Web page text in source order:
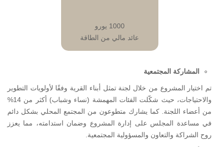
1000 يورو
عائد مالي من الطاقة
المشاركة المجتمعية
تم اختيار المشروع من خلال لجنة تمثل أبناء القرية وفقًا لأولويات التطوير
والاحتياجات، حيث شكّلت الفئات المهمشة (نساء وشباب) أكثر من 14%
من أعضاء اللجنة. كما يشارك متطوعون من المجتمع المحلي بشكل دائم
في مساعدة المجلس على إدارة المشروع وضمان استدامته، مما يعزز
روح الشراكة والتعاون والمسؤولية المجتمعية.